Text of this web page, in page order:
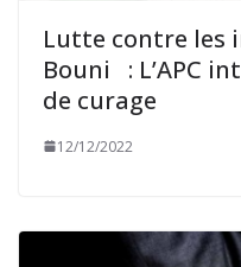
Lutte contre les
Bouni : L’APC
de curage
12/12/2022